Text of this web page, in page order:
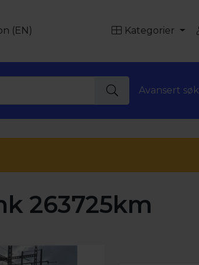
(EN) Kategorier
Avansert søk
263725km